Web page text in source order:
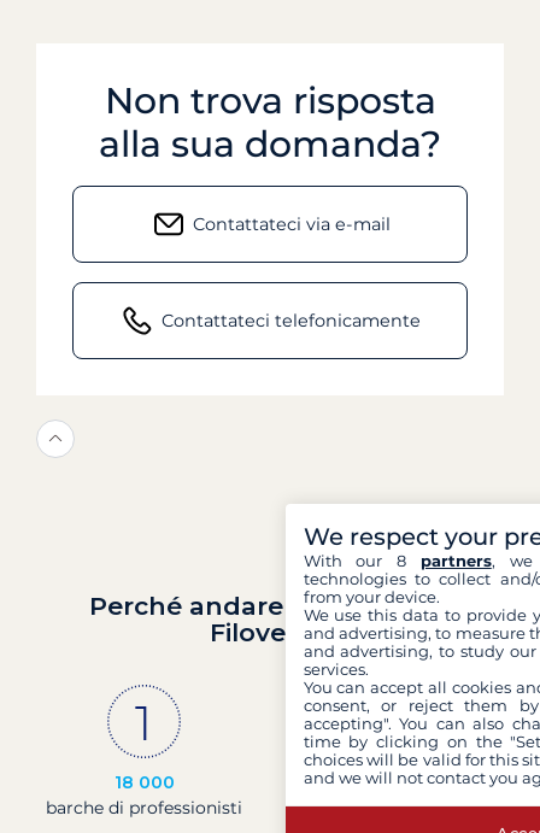
Non trova risposta
alla sua domanda?
Contattateci via e-mail
Contattateci telefonicamente
Perché andare in barca con
Filovent?
18 000
barche di professionisti
30 anni
di esperienza e di
We respect your
With our 8 partners, we
technologies to collect
from your device.
We use this data to provide
and advertising, to measure
and advertising, to study
services.
You can accept all cookies
consent, or reject them
accepting". You can also
time by clicking on the
choices will be valid for this
and we will not contact you